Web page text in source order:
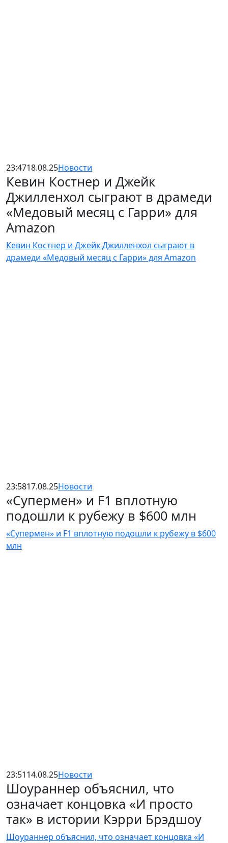
23:4718.08.25Новости
Кевин Костнер и Джейк
Джилленхол сыграют в драмеди
«Медовый месяц с Гарри» для
Amazon
Кевин Костнер и Джейк Джилленхол сыграют в
драмеди «Медовый месяц с Гарри» для Amazon
23:5817.08.25Новости
«Супермен» и F1 вплотную
подошли к рубежу в $600 млн
«Супермен» и F1 вплотную подошли к рубежу в $600
млн
23:5114.08.25Новости
Шоураннер объяснил, что
означает концовка «И просто
так» в истории Кэрри Брэдшоу
Шоураннер объяснил, что означает концовка «И